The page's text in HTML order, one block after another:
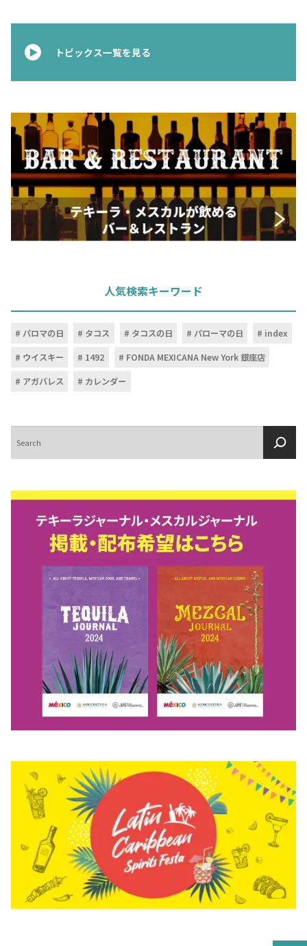
トピックス一覧を見る
人気検索キーワード
パロマの日 タコス タコスの日 パローマの日
index
ウイスキー
1492
FONDA MEXICANA New York 銀座店
アガバレス
カレンダー
索